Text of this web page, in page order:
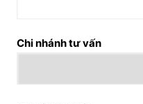
Chi nhánh tư vấn